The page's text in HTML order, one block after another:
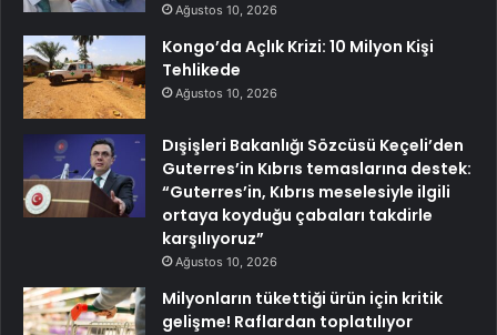
Ağustos 10, 2026
Kongo’da Açlık Krizi: 10 Milyon Kişi
Tehlikede
Ağustos 10, 2026
Dışişleri Bakanlığı Sözcüsü Keçeli’den
Guterres’in Kıbrıs temaslarına destek:
“Guterres’in, Kıbrıs meselesiyle ilgili
ortaya koyduğu çabaları takdirle
karşılıyoruz”
Ağustos 10, 2026
Milyonların tükettiği ürün için kritik
gelişme! Raflardan toplatılıyor